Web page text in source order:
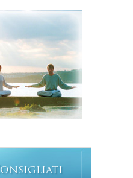
ONSIGLIATI